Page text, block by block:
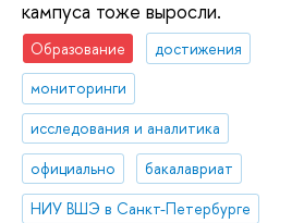
кампуса тоже выросли.
Образование
достижения
мониторинги
исследования и аналитика
официально
бакалавриат
НИУ ВШЭ в Санкт-Петербурге